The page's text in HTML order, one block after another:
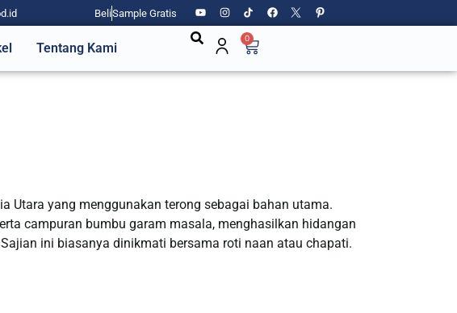
BeliSample Gratis
Tentang Kami
0
Utara yang menggunakan terong sebagai bahan utama.
campuran bumbu garam masala, menghasilkan hidangan
ini biasanya dinikmati bersama roti naan atau chapati.